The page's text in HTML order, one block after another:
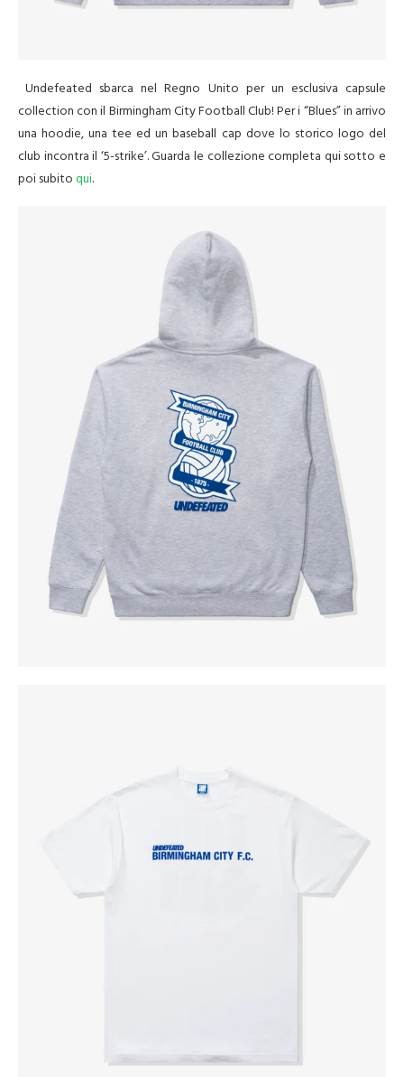
Undefeated sbarca nel Regno Unito per un esclusiva capsule
collection con il Birmingham City Football Club! Per i “Blues” in arrivo
una hoodie, una tee ed un baseball cap dove lo storico logo del
club incontra il ‘5-strike’. Guarda le collezione completa qui sotto e
poi subitoqui.